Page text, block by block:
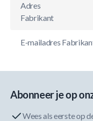
Adres
Fabrikant
E-mailadres
Abonneer je op
Wees als eerste op